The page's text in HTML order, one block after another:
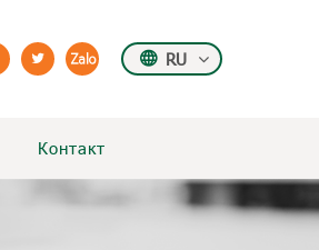
RU
Контакт